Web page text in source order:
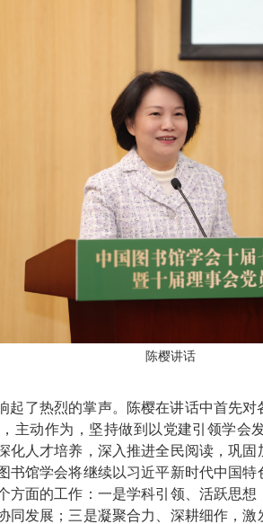
陈樱讲话
起了热烈的掌声。陈樱在讲话中首先
主动作为，坚持做到以党建引领学会
化人才培养，深入推进全民阅读，巩
书馆学会将继续以习近平新时代中国
方面的工作：一是学科引领、活跃思
同发展；三是凝聚合力、深耕细作，